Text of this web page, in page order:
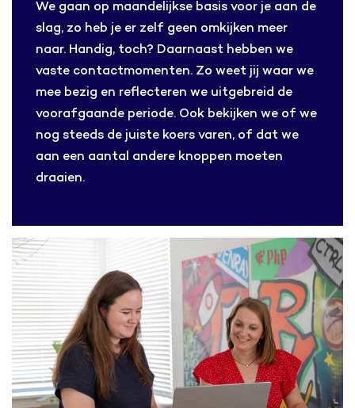
We gaan op maandelijkse basis voor je aan de
slag, zo heb je er zelf geen omkijken meer
naar. Handig, toch? Daarnaast hebben we
vaste contactmomenten. Zo weet jij waar we
mee bezig en reflecteren we uitgebreid de
voorafgaande periode. Ook bekijken we of we
nog steeds de juiste koers varen, of dat we
aan een aantal andere knoppen moeten
draaien.